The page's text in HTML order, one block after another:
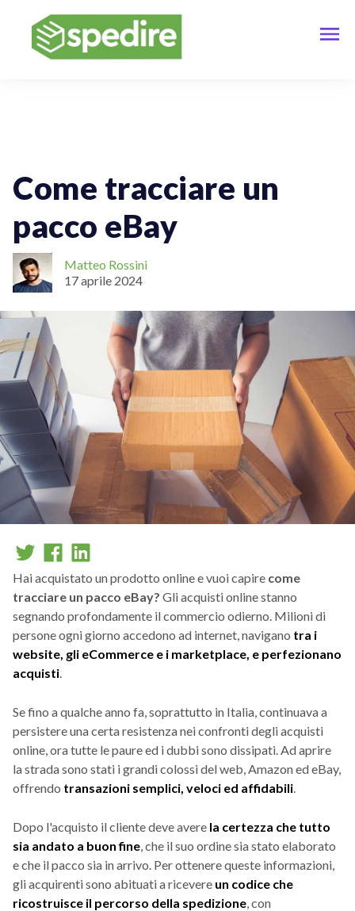
Come tracciare un
pacco eBay
Matteo Rossini
17 aprile 2024
Hai acquistato un prodotto online e vuoi capire come
tracciare un pacco eBay? Gli acquisti online stanno
segnando profondamente il commercio odierno. Milioni di
persone ogni giorno accedono ad internet, navigano tra i
website, gli eCommerce e i marketplace, e perfezionano
acquisti
Se fino a qualche anno fa, soprattutto in Italia, continuava a
persistere una certa resistenza nei confronti degli acquisti
online, ora tutte le paure ed i dubbi sono dissipati. Ad aprire
la strada sono stati i grandi colossi del web, Amazon ed eBay,
offrendo transazioni semplici, veloci ed affidabili
Dopo l'acquisto il cliente deve avere la certezza che tutto
sia andato a buon fine , che il suo ordine sia stato elaborato
e che il pacco sia in arrivo. Per ottenere queste informazioni,
gli acquirenti sono abituati a ricevere un codice che
ricostruisce il percorso della spedizione , con